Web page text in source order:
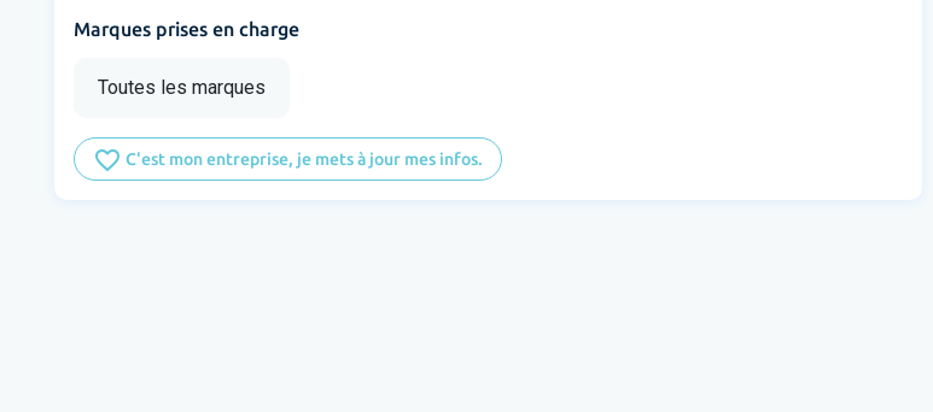
Marques prises en charge
Toutes les marques
favorite_border C'est mon entreprise, je mets à jour mes infos.